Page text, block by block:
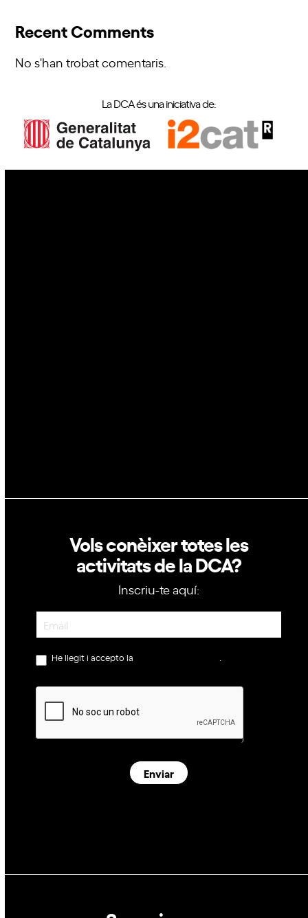
Recent Comments
No s'han trobat comentaris.
La DCA és una iniciativa de:
Vols conèixer totes les
activitats de la DCA?
Inscriu-te aquí:
Newsletter
He llegit i accepto la
Enviar